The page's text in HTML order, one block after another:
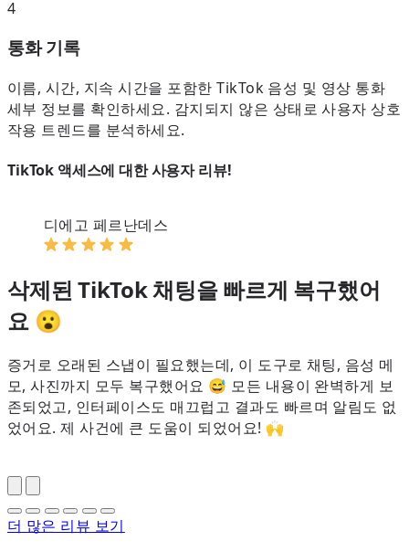
4
통화 기록
이름, 시간, 지속 시간을 포함한 TikTok 음성 및 영상 통화
세부 정보를 확인하세요. 감지되지 않은 상태로 사용자 상호
작용 트렌드를 분석하세요.
TikTok 액세스에 대한 사용자 리뷰!
디에고 페르난데스
삭제된 TikTok 채팅을 빠르게 복구했어
요 😮
증거로 오래된 스냅이 필요했는데, 이 도구로 채팅, 음성 메
모, 사진까지 모두 복구했어요 😅 모든 내용이 완벽하게 보
존되었고, 인터페이스도 매끄럽고 결과도 빠르며 알림도 없
었어요. 제 사건에 큰 도움이 되었어요! 🙌
더 많은 리뷰 보기